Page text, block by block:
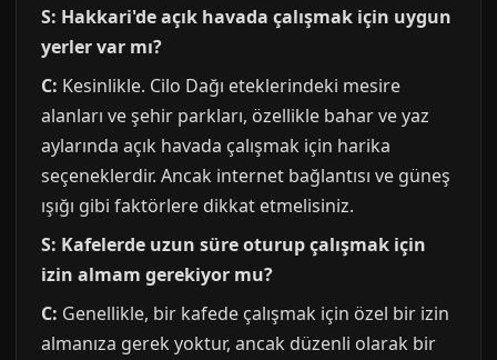
S: Hakkari'de açık havada çalışmak için uygun
yerler var mı?
C: Kesinlikle. Cilo Dağı eteklerindeki mesire
alanları ve şehir parkları, özellikle bahar ve yaz
aylarında açık havada çalışmak için harika
seçeneklerdir. Ancak internet bağlantısı ve güneş
ışığı gibi faktörlere dikkat etmelisiniz.
S: Kafelerde uzun süre oturup çalışmak için
izin almam gerekiyor mu?
C: Genellikle, bir kafede çalışmak için özel bir izin
almanıza gerek yoktur, ancak düzenli olarak bir